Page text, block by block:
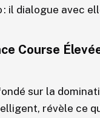
: il dialogue avec
Course
sur la
révèle ce